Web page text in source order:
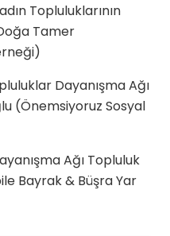
Topluluklarının
Tamer
Dayanışma Ağı
(Önemsiyoruz Sosyal
Ağı Topluluk
Bayrak & Büşra Yar